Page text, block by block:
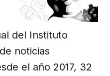
del Instituto
noticias
el año 2017, 32